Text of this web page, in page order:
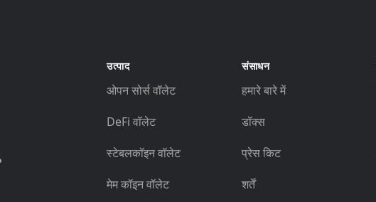
उत्पाद
ओपन सोर्स वॉलेट
DeFi वॉलेट
स्टेबलकॉइन वॉलेट
मेम कॉइन वॉलेट
संसाधन
हमारे बारे में
डॉक्स
प्रेस किट
शर्तें